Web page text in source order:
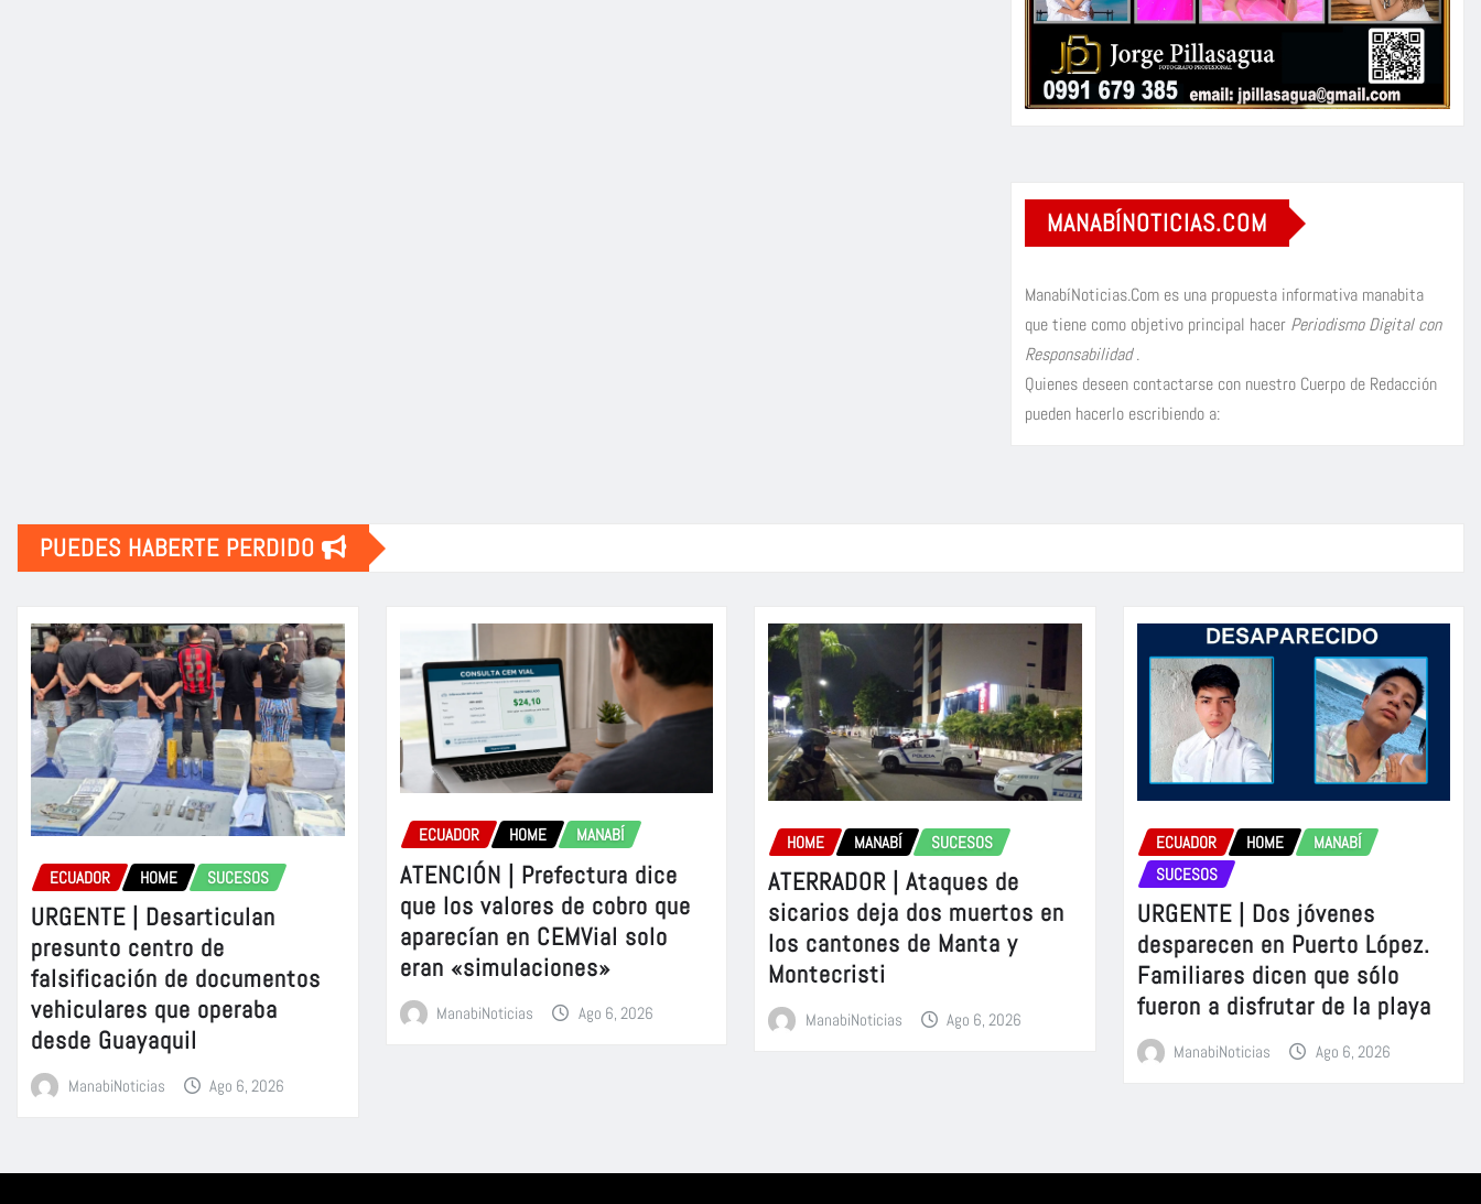
MANABÍNOTICIAS.COM
ManabíNoticias.Com es una propuesta informativa manabita
que tiene como objetivo principal hacer Periodismo Digital con
Responsabilidad.
Quienes deseen contactarse con nuestro Cuerpo de Redacción
pueden hacerlo escribiendo a:
PUEDES HABERTE PERDIDO
ECUADOR HOME SUCESOS
URGENTE | Desarticulan
presunto centro de
falsificación de documentos
vehiculares que operaba
desde Guayaquil
ManabiNoticias Ago 6, 2026
ECUADOR HOME MANABÍ
ATENCIÓN | Prefectura dice
que los valores de cobro que
aparecían en CEMVial solo
eran «simulaciones»
ManabiNoticias Ago 6, 2026
HOME MANABÍ SUCESOS
ATERRADOR | Ataques de
sicarios deja dos muertos en
los cantones de Manta y
Montecristi
ManabiNoticias Ago 6, 2026
ECUADOR HOME
MANABÍ
SUCESOS
URGENTE | Dos jóvenes
desparecen en Puerto López.
Familiares dicen que sólo
fueron a disfrutar de la playa
ManabiNoticias Ago 6, 2026